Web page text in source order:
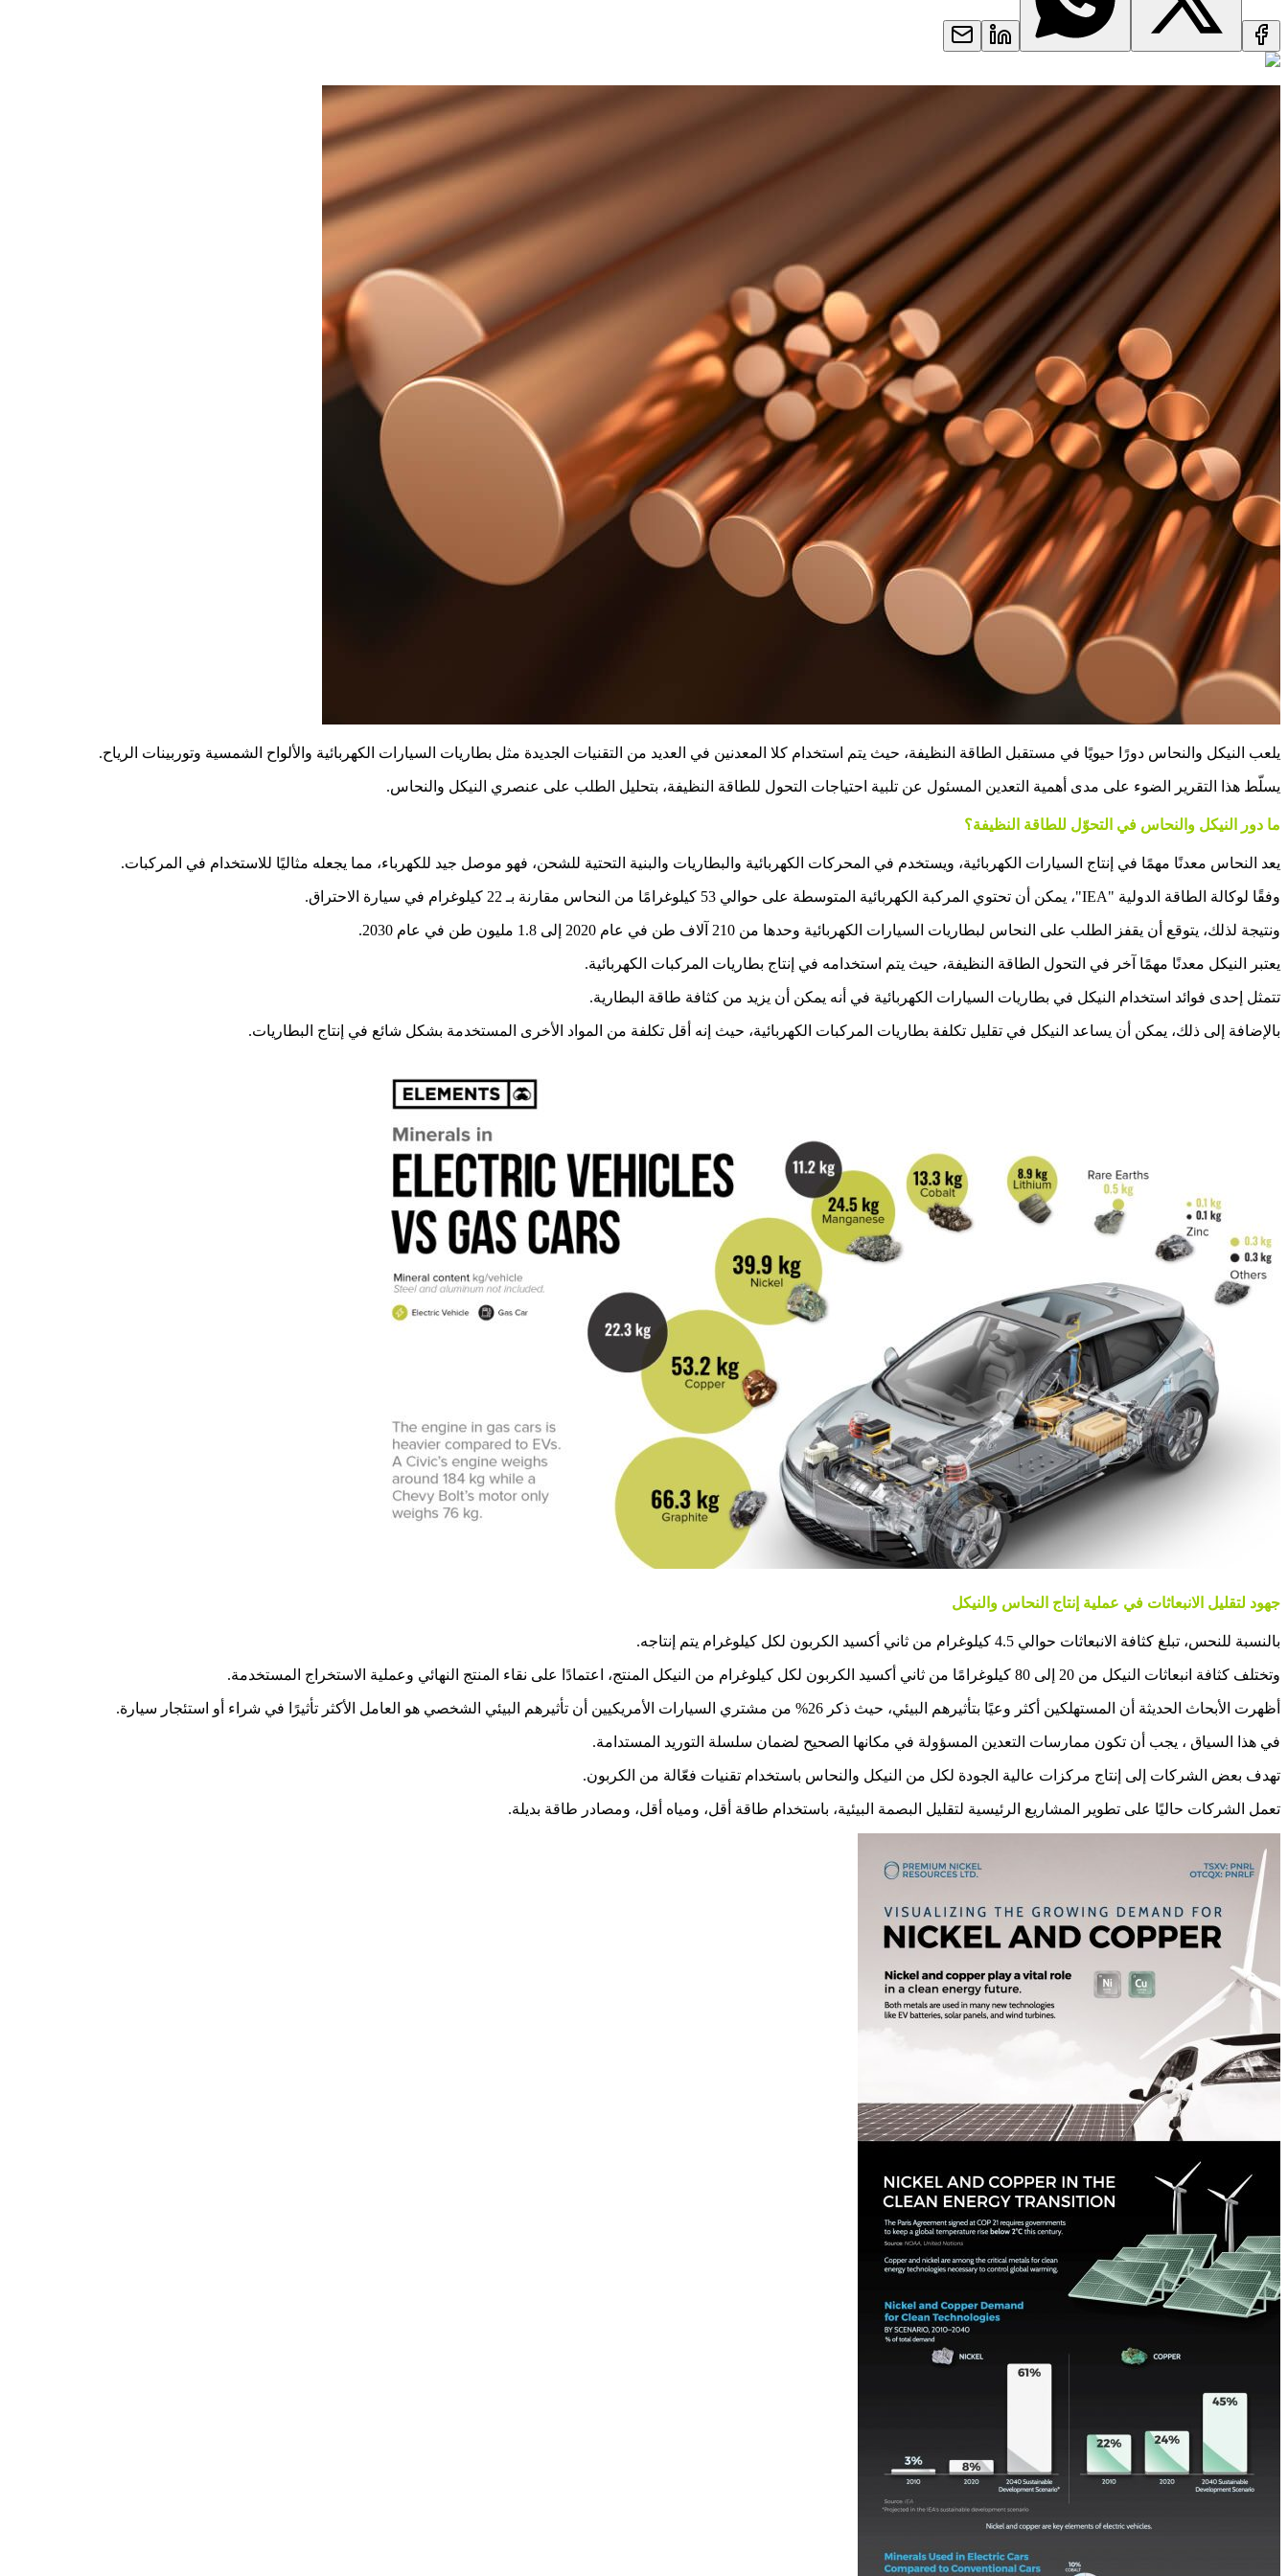
يلعب النيكل والنحاس دورًا حيويًا في مستقبل الطاقة النظيفة، حيث يتم استخدام كلا المعدنين في العديد من التقنيات الجديدة مثل بطاريات السيارات الكهربائية والألواح الشمسية وتوربينات الرياح.
يسلّط هذا التقرير الضوء على مدى أهمية التعدين المسئول عن تلبية احتياجات التحول للطاقة النظيفة، بتحليل الطلب على عنصري النيكل والنحاس.
ما دور النيكل والنحاس في التحوّل للطاقة النظيفة؟
يعد النحاس معدنًا مهمًا في إنتاج السيارات الكهربائية، ويستخدم في المحركات الكهربائية والبطاريات والبنية التحتية للشحن، فهو موصل جيد للكهرباء، مما يجعله مثاليًا للاستخدام في المركبات.
وفقًا لوكالة الطاقة الدولية "IEA"، يمكن أن تحتوي المركبة الكهربائية المتوسطة على حوالي 53 كيلوغرامًا من النحاس مقارنة بـ 22 كيلوغرام في سيارة الاحتراق.
ونتيجة لذلك، يتوقع أن يقفز الطلب على النحاس لبطاريات السيارات الكهربائية وحدها من 210 آلاف طن في عام 2020 إلى 1.8 مليون طن في عام 2030.
يعتبر النيكل معدنًا مهمًا آخر في التحول الطاقة النظيفة، حيث يتم استخدامه في إنتاج بطاريات المركبات الكهربائية.
تتمثل إحدى فوائد استخدام النيكل في بطاريات السيارات الكهربائية في أنه يمكن أن يزيد من كثافة طاقة البطارية.
بالإضافة إلى ذلك، يمكن أن يساعد النيكل في تقليل تكلفة بطاريات المركبات الكهربائية، حيث إنه أقل تكلفة من المواد الأخرى المستخدمة بشكل شائع في إنتاج البطاريات.
جهود لتقليل الانبعاثات في عملية إنتاج النحاس والنيكل
بالنسبة للنحس، تبلغ كثافة الانبعاثات حوالي 4.5 كيلوغرام من ثاني أكسيد الكربون لكل كيلوغرام يتم إنتاجه.
وتختلف كثافة انبعاثات النيكل من 20 إلى 80 كيلوغرامًا من ثاني أكسيد الكربون لكل كيلوغرام من النيكل المنتج، اعتمادًا على نقاء المنتج النهائي وعملية الاستخراج المستخدمة.
أظهرت الأبحاث الحديثة أن المستهلكين أكثر وعيًا بتأثيرهم البيئي، حيث ذكر 26% من مشتري السيارات الأمريكيين أن تأثيرهم البيئي الشخصي هو العامل الأكثر تأثيرًا في شراء أو استئجار سيارة.
في هذا السياق ، يجب أن تكون ممارسات التعدين المسؤولة في مكانها الصحيح لضمان سلسلة التوريد المستدامة.
تهدف بعض الشركات إلى إنتاج مركزات عالية الجودة لكل من النيكل والنحاس باستخدام تقنيات فعّالة من الكربون.
تعمل الشركات حاليًا على تطوير المشاريع الرئيسية لتقليل البصمة البيئية، باستخدام طاقة أقل، ومياه أقل، ومصادر طاقة بديلة.